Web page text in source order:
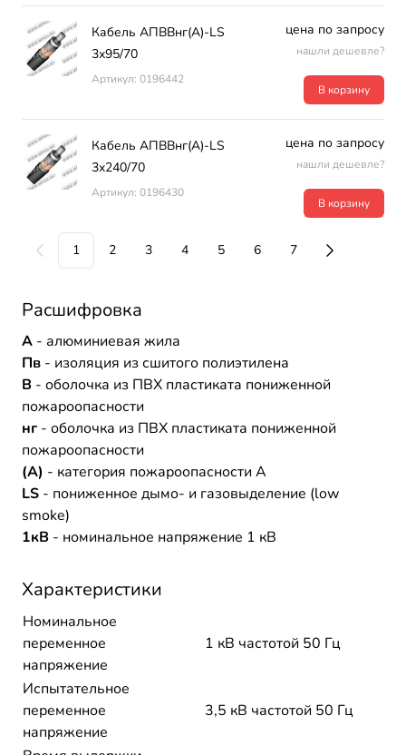
Кабель АПВВнг(А)-LS
3х95/70
Артикул: 0196442
цена по запросу
нашли дешевле?
В корзину
Кабель АПВВнг(А)-LS
3х240/70
Артикул: 0196430
цена по запросу
нашли дешевле?
В корзину
1 2 3 4 5 6 7
Расшифровка
А - алюминиевая жила
Пв - изоляция из сшитого полиэтилена
В - оболочка из ПВХ пластиката пониженной
пожароопасности
нг - оболочка из ПВХ пластиката пониженной
пожароопасности
(A) - категория пожароопасности A
LS - пониженное дымо- и газовыделение (low
smoke)
1кВ - номинальное напряжение 1 кВ
Характеристики
Номинальное
переменное
напряжение
1 кВ частотой 50 Гц
Испытательное
переменное
напряжение
3,5 кВ частотой 50 Гц